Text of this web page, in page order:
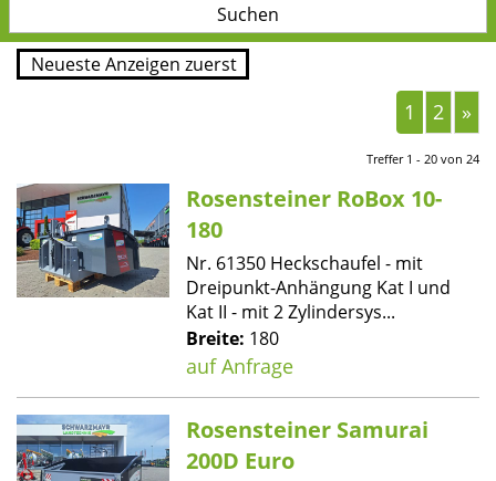
1 2 »
Treffer 1 - 20 von 24
Rosensteiner RoBox 10-
180
Nr. 61350 Heckschaufel - mit
Dreipunkt-Anhängung Kat I und
Kat II - mit 2 Zylindersys...
Breite: 180
auf Anfrage
Rosensteiner Samurai
200D Euro